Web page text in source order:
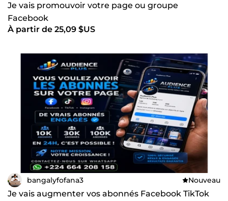
Je vais promouvoir votre page ou groupe
Facebook
À partir de 25,09 $US
bangalyfofana3 Nouveau
Je vais augmenter vos abonnés Facebook TikTok